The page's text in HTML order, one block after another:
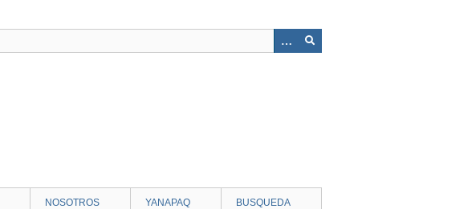
NOSOTROS YANAPAQ BUSQUEDA